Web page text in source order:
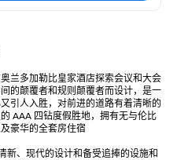
兰多加勒比皇家酒店探索会议和大会
的颠覆者和规则颠覆者而设计，是一
引人入胜，对前进的道路有着清晰的
AAA 四钻度假胜地，拥有无与伦比
豪华的全套房住宿
新、现代的设计和备受追捧的设施和